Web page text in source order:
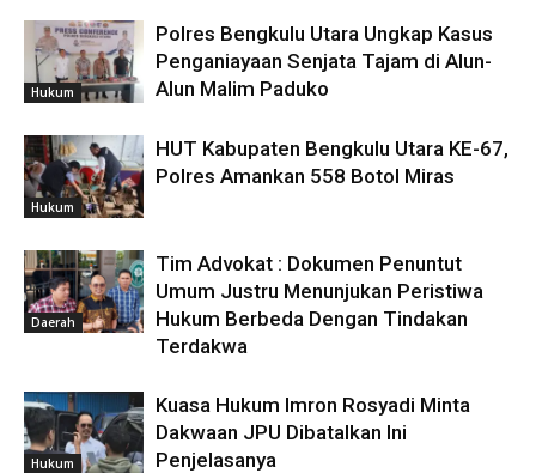
Hukum
Polres Bengkulu Utara Ungkap Kasus
Penganiayaan Senjata Tajam di Alun-
Alun Malim Paduko
Hukum
HUT Kabupaten Bengkulu Utara KE-67,
Polres Amankan 558 Botol Miras
Daerah
Tim Advokat : Dokumen Penuntut
Umum Justru Menunjukan Peristiwa
Hukum Berbeda Dengan Tindakan
Terdakwa
Hukum
Kuasa Hukum Imron Rosyadi Minta
Dakwaan JPU Dibatalkan Ini
Penjelasanya